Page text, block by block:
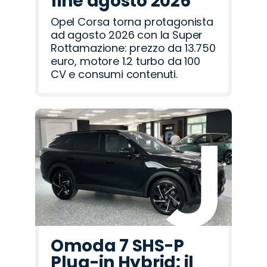
Opel Corsa torna protagonista
ad agosto 2026 con la Super
Rottamazione: prezzo da 13.750
euro, motore 1.2 turbo da 100
CV e consumi contenuti.
Omoda 7 SHS-P